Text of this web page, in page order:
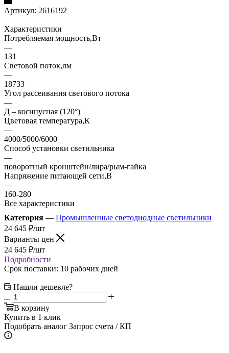
Артикул: 2616192
Характеристики
Потребляемая мощность,Вт
—
131
Световой поток,лм
—
18733
Угол рассеивания светового потока
—
Д – косинусная (120°)
Цветовая температура,К
—
4000/5000/6000
Способ установки светильника
—
поворотный кронштейн/лира/рым-гайка
Напряжение питающей сети,В
—
160-280
Все характеристики
Категория — Промышленные светодиодные светильники
24 645 ₽/шт
Варианты цен
24 645 ₽/шт
Подробности
Срок поставки: 10 рабочих дней
Нашли дешевле?
В корзину
Купить в 1 клик
Подобрать аналог Запрос счета / КП